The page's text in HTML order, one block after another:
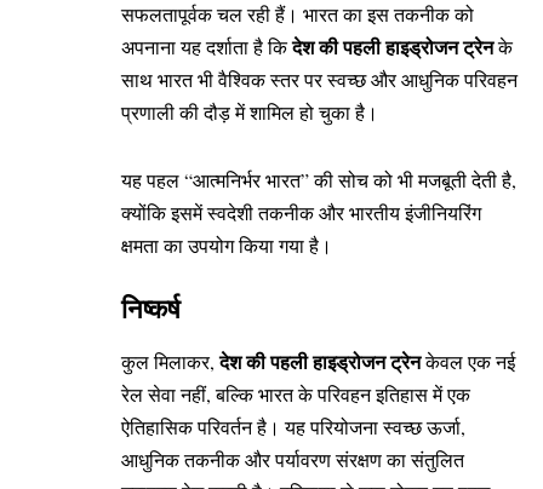
सफलतापूर्वक चल रही हैं। भारत का इस तकनीक को
अपनाना यह दर्शाता है किदेश की पहली हाइड्रोजन ट्रेनके
साथ भारत भी वैश्विक स्तर पर स्वच्छ और आधुनिक परिवहन
प्रणाली की दौड़ में शामिल हो चुका है।
यह पहल “आत्मनिर्भर भारत” की सोच को भी मजबूती देती है,
क्योंकि इसमें स्वदेशी तकनीक और भारतीय इंजीनियरिंग
क्षमता का उपयोग किया गया है।
निष्कर्ष
कुल मिलाकर,देश की पहली हाइड्रोजन ट्रेनकेवल एक नई
रेल सेवा नहीं, बल्कि भारत के परिवहन इतिहास में एक
ऐतिहासिक परिवर्तन है। यह परियोजना स्वच्छ ऊर्जा,
आधुनिक तकनीक और पर्यावरण संरक्षण का संतुलित